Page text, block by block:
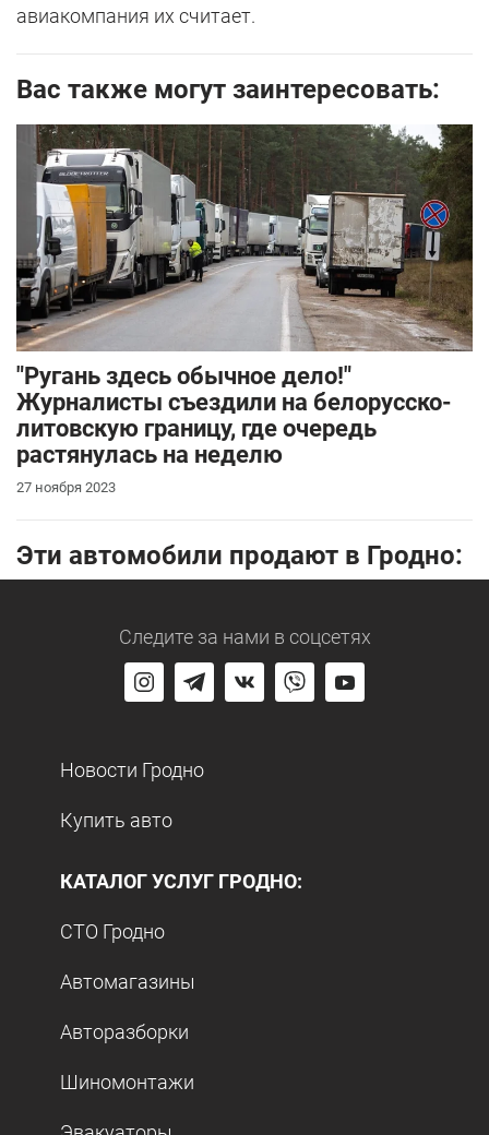
авиакомпания их считает.
Вас также могут заинтересовать:
"Ругань здесь обычное дело!"
Журналисты съездили на белорусско-
литовскую границу, где очередь
растянулась на неделю
27 ноября 2023
Эти автомобили продают в Гродно:
Следите за нами в соцсетях
Новости Гродно
Купить авто
КАТАЛОГ УСЛУГ ГРОДНО:
СТО Гродно
Автомагазины
Авторазборки
Шиномонтажи